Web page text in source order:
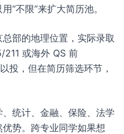
“不限”来扩大简历池。
部的地理位置，实际录取
或海外 QS 前
投，但在简历筛选环节，
统计、金融、保险、法学
势。跨专业同学如果想